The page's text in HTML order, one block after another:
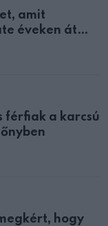
amit
éveken át
férfiak a karcsú
hogy